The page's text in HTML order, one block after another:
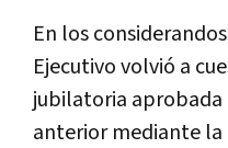
En los
Ejecutivo volvió a
jubilatoria
anterior mediante la